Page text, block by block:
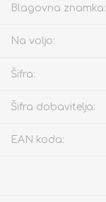
Blagovna znamka:
Na voljo:
Šifra:
Šifra dobavitelja:
EAN koda: